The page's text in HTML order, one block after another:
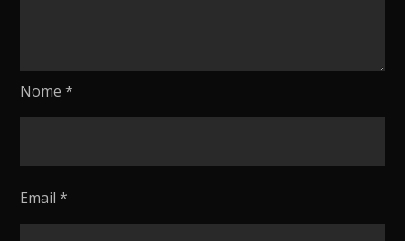
Nome*
Email*